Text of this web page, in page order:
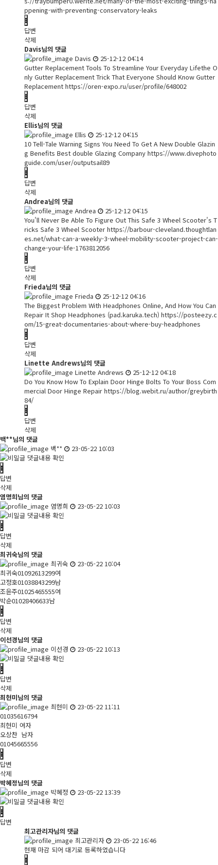
ppening-with-preventing-conservatory-leaks
답변
삭제
Davis님의 댓글
Davis
25-12-12 04:14
Gutter Replacement Tools To Streamline Your Everyday Lifethe O
nly Gutter Replacement Trick That Everyone Should Know Gutter
Replacement https://oren-expo.ru/user/profile/648002
답변
삭제
Ellis님의 댓글
Ellis
25-12-12 04:15
10 Tell-Tale Warning Signs You Need To Get A New Double Glazin
g Benefits Best double Glazing Company https://www.divephoto
guide.com/user/outputsail89
답변
삭제
Andrea님의 댓글
Andrea
25-12-12 04:15
You'll Never Be Able To Figure Out This Safe 3 Wheel Scooter's T
ricks Safe 3 Wheel Scooter https://barbour-cleveland.thoughtlan
es.net/what-can-a-weekly-3-wheel-mobility-scooter-project-can-
change-your-life-1763812056
답변
삭제
Frieda님의 댓글
Frieda
25-12-12 04:16
The Biggest Problem With Headphones Online, And How You Can
Repair It Shop Headphones (pad.karuka.tech) https://posteezy.c
om/15-great-documentaries-about-where-buy-headphones
답변
삭제
Linette Andrews님의 댓글
Linette Andrews
25-12-12 04:18
Do You Know How To Explain Door Hinge Bolts To Your Boss Com
mercial Door Hinge Repair https://blog.webit.ru/author/greybirth
84/
답변
삭제
백**님의 댓글
백**
23-05-22 10:03
댓글내용 확인
답변
삭제
염명희님의 댓글
염명희
23-05-22 10:03
댓글내용 확인
답변
삭제
최귀숙님의 댓글
최귀숙
23-05-22 10:04
최귀숙01092613299여
고정호01038843299남
조윤주01025465555여
박순01028406633남
답변
삭제
이선경님의 댓글
이선경
23-05-22 10:13
댓글내용 확인
답변
삭제
최현미님의 댓글
최현미
23-05-22 11:11
01035616794
최현미 여자
오상찬 남자
01045665556
답변
삭제
박혜정님의 댓글
박혜정
23-05-22 13:39
댓글내용 확인
답변
최고관리자님의 댓글
최고관리자
23-05-22 16:46
현재 마감 되어 대기로 등록하였습니다